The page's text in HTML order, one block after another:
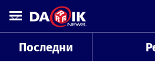
Последни